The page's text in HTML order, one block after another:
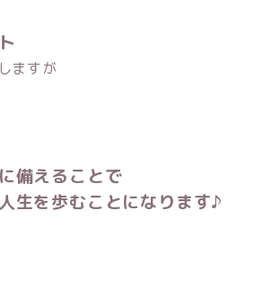
ますが
備えることで
生を歩むことになります♪